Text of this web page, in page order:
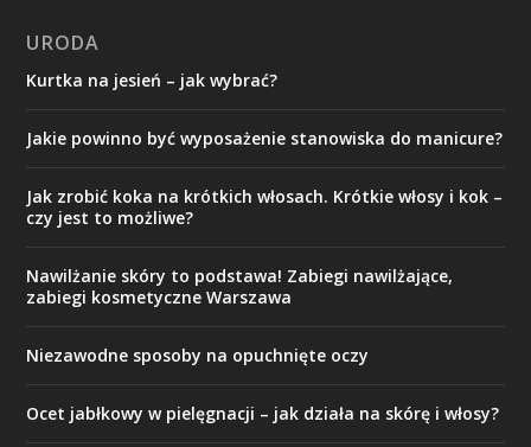
URODA
Kurtka na jesień – jak wybrać?
Jakie powinno być wyposażenie stanowiska do manicure?
Jak zrobić koka na krótkich włosach. Krótkie włosy i kok –
czy jest to możliwe?
Nawilżanie skóry to podstawa! Zabiegi nawilżające,
zabiegi kosmetyczne Warszawa
Niezawodne sposoby na opuchnięte oczy
Ocet jabłkowy w pielęgnacji – jak działa na skórę i włosy?